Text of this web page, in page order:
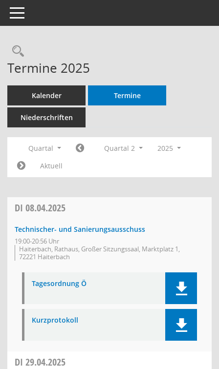
Toggle navigation
Rechercheauswahl
Termine 2025
Kalender Termine
Niederschriften
Quartal Quartal 2
2025
Aktuell
DI 08.04.2025
Technischer- und Sanierungsausschuss
19:00-20:56 Uhr
Haiterbach, Rathaus, Großer Sitzungssaal, Marktplatz 1,
72221 Haiterbach
Tagesordnung Ö
Kurzprotokoll
DI 29.04.2025